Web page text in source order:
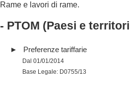
Rame e lavori di rame.
- PTOM (Paesi e
Preferenze tariffarie
Dal 01/01/2014
Base Legale: D0755/13